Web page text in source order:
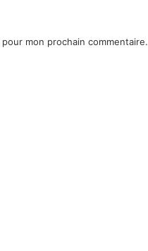
mon prochain commentaire.